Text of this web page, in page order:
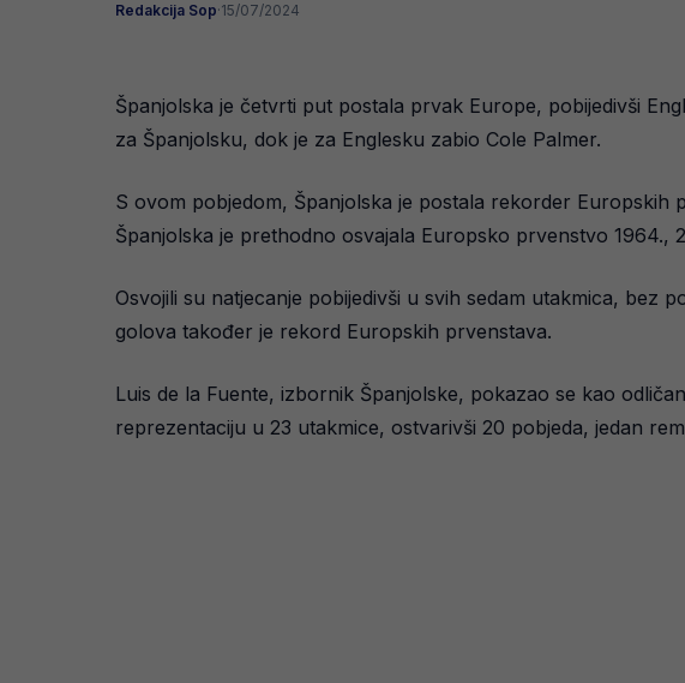
Redakcija Sop·15/07/2024
Španjolska je četvrti put postala prvak Europe, pobijedivši
za Španjolsku, dok je za Englesku zabio Cole Palmer.
S ovom pobjedom, Španjolska je postala rekorder Europskih
Španjolska je prethodno osvajala Europsko prvenstvo 1964.,
Osvojili su natjecanje pobijedivši u svih sedam utakmica, bez
golova također je rekord Europskih prvenstava.
Luis de la Fuente, izbornik Španjolske, pokazao se kao
reprezentaciju u 23 utakmice, ostvarivši 20 pobjeda, jedan